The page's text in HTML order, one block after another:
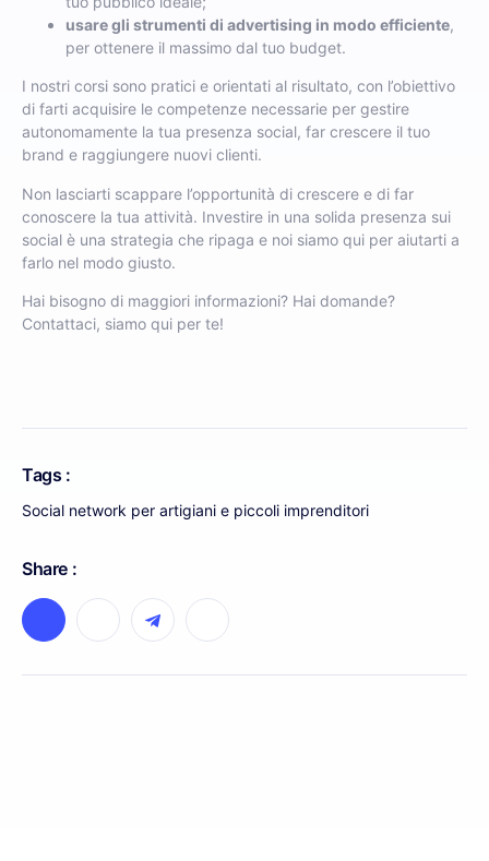
usare gli strumenti di advertising in modo efficiente,
per ottenere il massimo dal tuo budget.
I nostri corsi sono pratici e orientati al risultato, con l’obiettivo
di farti acquisire le competenze necessarie per gestire
autonomamente la tua presenza social, far crescere il tuo
brand e raggiungere nuovi clienti.
Non lasciarti scappare l’opportunità di crescere e di far
conoscere la tua attività. Investire in una solida presenza sui
social è una strategia che ripaga e noi siamo qui per aiutarti a
farlo nel modo giusto.
Hai bisogno di maggiori informazioni? Hai domande?
Contattaci, siamo qui per te!
Tags :
Social network per artigiani e piccoli imprenditori
Share :